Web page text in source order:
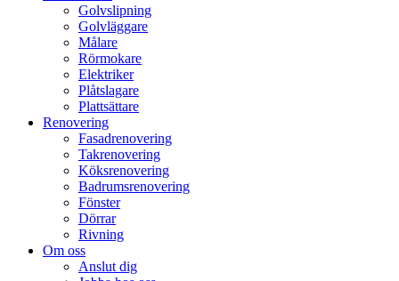
Golvslipning
Golvläggare
Målare
Rörmokare
Elektriker
Plåtslagare
Plattsättare
Renovering
Fasadrenovering
Takrenovering
Köksrenovering
Badrumsrenovering
Fönster
Dörrar
Rivning
Om oss
Anslut dig